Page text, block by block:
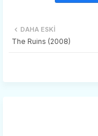
DAHA ESKI
The Ruins (2008)